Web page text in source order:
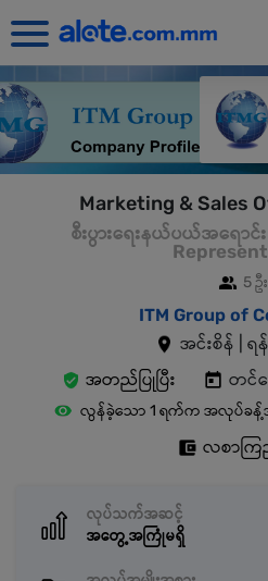
Marketing & Sales
စီးပွားရေးနယ်ပယ်အရောင်
5 ဦး
ITM Group of
အင်းစိန် |
အတည်ပြုပြီး
တင်သ
လွန်ခဲ့သော 1 ရက်က အလုပ်ခန့်
လစာက
လုပ်သက်အဆင့်
အတွေ့အကြုံမရှိ